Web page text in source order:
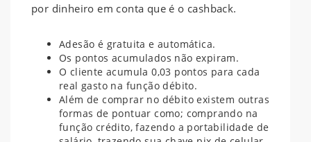
por dinheiro em conta que é o cashback.
Adesão é gratuita e automática.
Os pontos acumulados não expiram.
O cliente acumula 0,03 pontos para cada
real gasto na função débito.
Além de comprar no débito existem outras
formas de pontuar como; comprando na
função crédito, fazendo a portabilidade de